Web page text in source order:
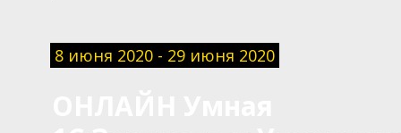
8 июня 2020 - 29 июня 2020